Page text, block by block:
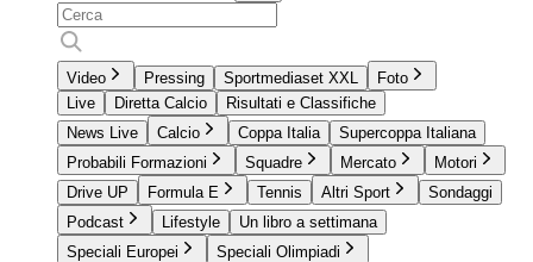
Video Pressing Sportmediaset XXL
Foto
Live
Diretta Calcio
Risultati e Classifiche
News Live
Calcio Coppa Italia
Supercoppa Italiana
Probabili Formazioni
Squadre Mercato
Motori
Drive UP
Formula E Tennis Altri Sport
Sondaggi
Podcast
Lifestyle
Un libro a settimana
Speciali Europei
Speciali Olimpiadi